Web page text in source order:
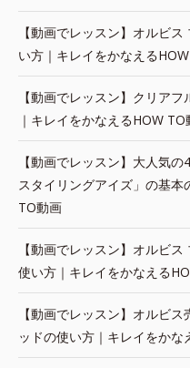
【動画でレッスン】オルビ
い方｜キレイをかなえる
【動画でレッスン】クリア
｜キレイをかなえるHOW TO
【動画でレッスン】大人気
スタイリングアイズ」の基
TO動画
【動画でレッスン】オルビ
使い方｜キレイをかなえる
【動画でレッスン】オルビ
ッドの使い方｜キレイをかな